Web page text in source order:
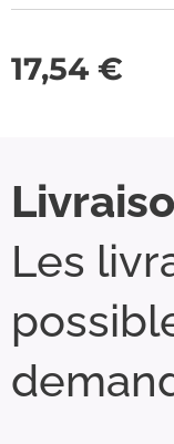
17,54 €
Les